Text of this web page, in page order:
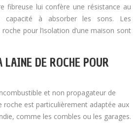
fibreuse lui confère une résistance au
à absorber les sons. Les
pour l’isolation d’une maison sont
LAINE DE ROCHE POUR
et non propagateur de
roche est particulièrement adaptée aux
comme les combles ou les garages.